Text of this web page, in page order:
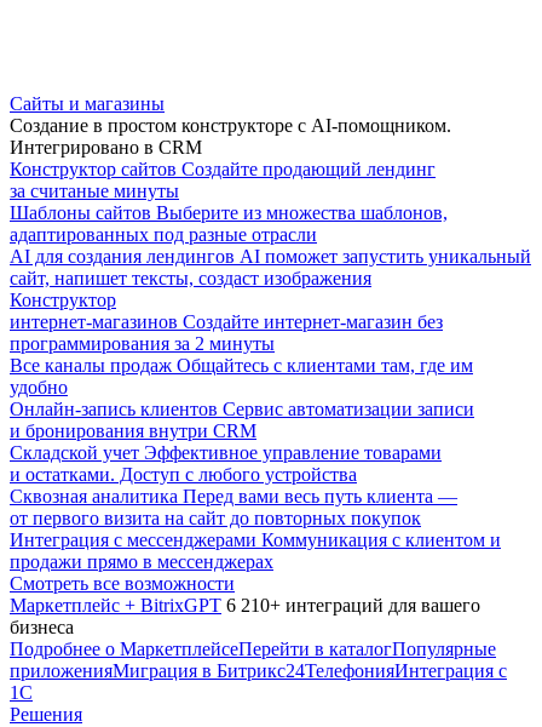
Сайты и магазины
Создание в простом конструкторе с AI-помощником.
Интегрировано в CRM
Конструктор сайтов Создайте продающий лендинг
за считаные минуты
Шаблоны сайтов Выберите из множества шаблонов,
адаптированных под разные отрасли
AI для создания лендингов AI поможет запустить уникальный
сайт, напишет тексты, создаст изображения
Конструктор
интернет-магазинов Создайте интернет-магазин без
программирования за 2 минуты
Все каналы продаж Общайтесь с клиентами там, где им
удобно
Онлайн-запись клиентов Сервис автоматизации записи
и бронирования внутри CRM
Складской учет Эффективное управление товарами
и остатками. Доступ с любого устройства
Сквозная аналитика Перед вами весь путь клиента —
от первого визита на сайт до повторных покупок
Интеграция с мессенджерами Коммуникация с клиентом и
продажи прямо в мессенджерах
Смотреть все возможности
Маркетплейс + BitrixGPT 6 210+ интеграций для вашего
бизнеса
Подробнее о МаркетплейсеПерейти в каталогПопулярные
приложенияМиграция в Битрикс24ТелефонияИнтеграция с
1С
Решения